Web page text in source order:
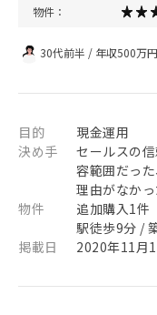
物件：
30代前半 / 年収500万
目的
現金運用
決め手
セールスの
容範囲だっ
理由がなか
物件
追加購入1件
駅徒歩9分 /
掲載日
2020年11月